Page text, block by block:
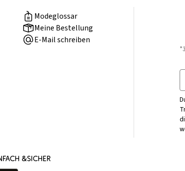
Modeglossar
Meine Bestellung
E-Mail schreiben
&SICHER